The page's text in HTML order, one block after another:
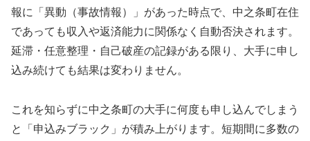
報に「異動（事故情報）」があった時点で、中之条町在住
であっても収入や返済能力に関係なく自動否決されます。
延滞・任意整理・自己破産の記録がある限り、大手に申し
込み続けても結果は変わりません。
これを知らずに中之条町の大手に何度も申し込んでしまう
と「申込みブラック」が積み上がります。短期間に多数の